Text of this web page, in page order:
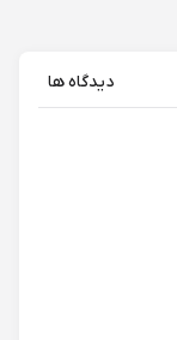
دیدگاه ها